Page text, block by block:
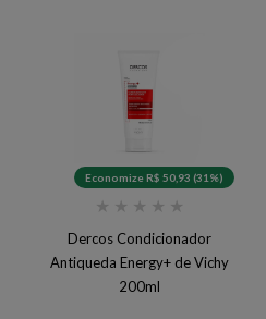
Economize R$ 50,93 (31%)
★ ★ ★ ★ ★
Dercos Condicionador
Antiqueda Energy+ de Vichy
200ml